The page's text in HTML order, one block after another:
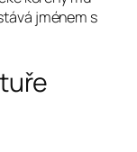
jménem s